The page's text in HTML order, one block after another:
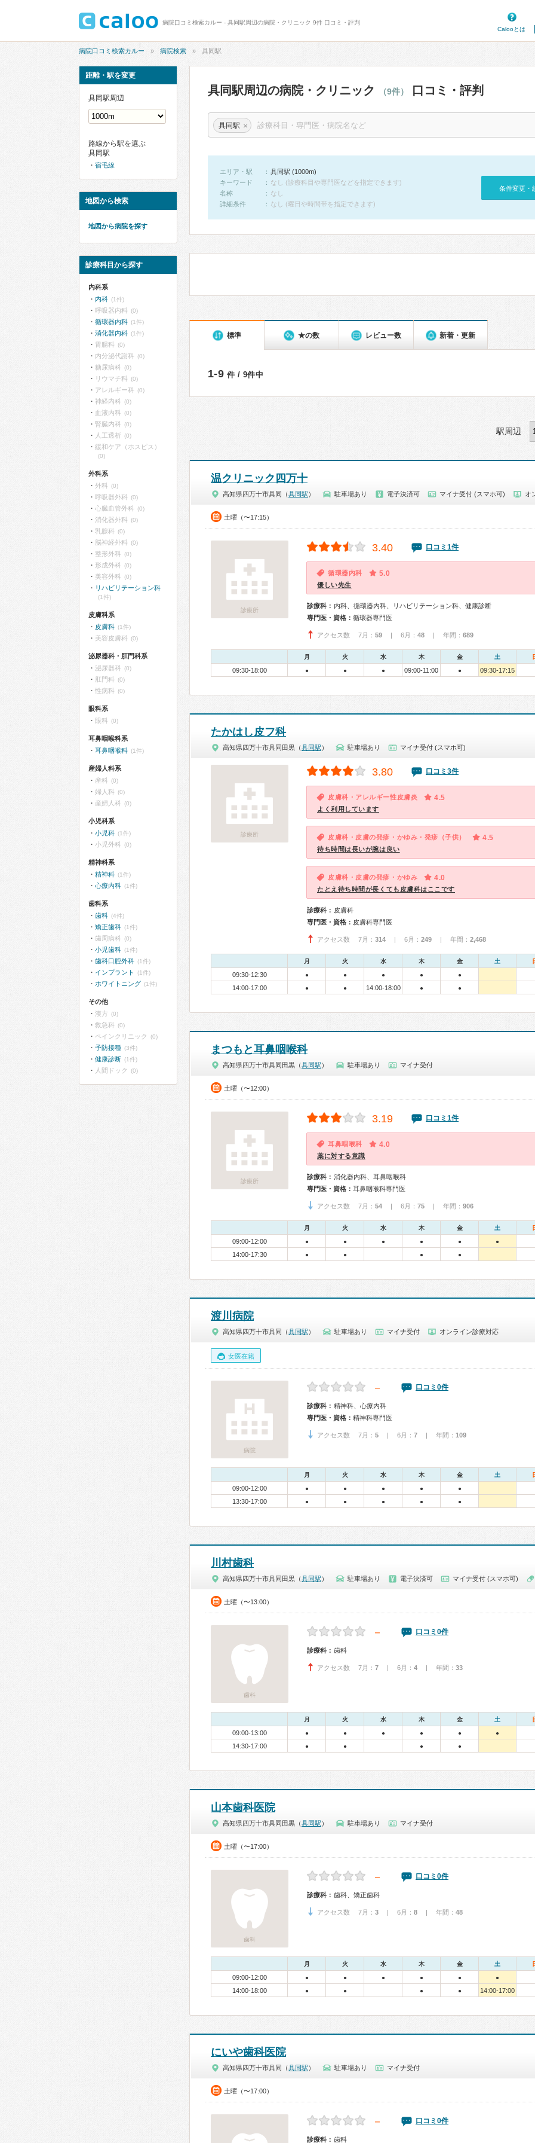
病院口コミ検索カルー - 具同駅周辺の病院・クリニック 9件 口コミ・評判
Calooとは
病院口コミ検索カルー 病院検索 具同駅
具同駅周辺の病院・クリニック （9件） 口コミ・評判
具同駅 ×
エリア・駅
具同駅 (1000m)
キーワード
なし (診療科目や専門医などを指定できます)
名称
なし
詳細条件
なし (曜日や時間帯を指定できます)
条件変更・
標準 ★の数 レビュー数 新着・更新
1-9 件 / 9件中
駅周辺
温クリニック四万十
高知県四万十市具同（具同駅 ） 駐車場あり 電子決済可 マイナ受付 (スマホ可) オ
土曜（〜17:15）
診療所
3.40 口コミ1件
循環器内科 5.0
優しい先生
診療科： 内科、循環器内科、リハビリテーション科、健康診断
専門医・資格： 循環器専門医
アクセス数 7月： 59 | 6月： 48 | 年間： 689
月 火 水 木 金 土
09:30-18:00 ● ● ● 09:00-11:00 ● 09:30-17:15
たかはし皮フ科
高知県四万十市具同田黒（具同駅 ） 駐車場あり マイナ受付 (スマホ可)
診療所
3.80 口コミ3件
皮膚科・アレルギー性皮膚炎 4.5
よく利用しています
皮膚科・皮膚の発疹・かゆみ・発疹（子供） 4.5
待ち時間は長いが腕は良い
皮膚科・皮膚の発疹・かゆみ 4.0
たとえ待ち時間が長くても皮膚科はここです
診療科： 皮膚科
専門医・資格： 皮膚科専門医
アクセス数 7月： 314 | 6月： 249 | 年間： 2,468
月 火 水 木 金 土
09:30-12:30 ● ● ● ● ●
14:00-17:00 ● ● 14:00-18:00 ● ●
まつもと耳鼻咽喉科
高知県四万十市具同田黒（具同駅 ） 駐車場あり マイナ受付
土曜（〜12:00）
診療所
3.19 口コミ1件
耳鼻咽喉科 4.0
薬に対する意識
診療科： 消化器内科、耳鼻咽喉科
専門医・資格： 耳鼻咽喉科専門医
アクセス数 7月： 54 | 6月： 75 | 年間： 906
月 火 水 木 金 土
09:00-12:00 ● ● ● ● ● ●
14:00-17:30 ● ● ● ●
渡川病院
高知県四万十市具同（具同駅 ） 駐車場あり マイナ受付 オンライン診療対応
女医在籍
病院
－ 口コミ0件
診療科： 精神科、心療内科
専門医・資格： 精神科専門医
アクセス数 7月： 5 | 6月： 7 | 年間： 109
月 火 水 木 金 土
09:00-12:00 ● ● ● ● ●
13:30-17:00 ● ● ● ● ●
川村歯科
高知県四万十市具同田黒（具同駅 ） 駐車場あり 電子決済可 マイナ受付 (スマホ可)
土曜（〜13:00）
歯科
－ 口コミ0件
診療科： 歯科
アクセス数 7月： 7 | 6月： 4 | 年間： 33
月 火 水 木 金 土
09:00-13:00 ● ● ● ● ● ●
14:30-17:00 ● ● ● ●
山本歯科医院
高知県四万十市具同田黒（具同駅 ） 駐車場あり マイナ受付
土曜（〜17:00）
歯科
－ 口コミ0件
診療科： 歯科、矯正歯科
アクセス数 7月： 3 | 6月： 8 | 年間： 48
月 火 水 木 金 土
09:00-12:00 ● ● ● ● ● ●
14:00-18:00 ● ● ● ● 14:00-17:00
にいや歯科医院
高知県四万十市具同（具同駅 ） 駐車場あり マイナ受付
土曜（〜17:00）
－ 口コミ0件
診療科： 歯科
距離・駅を変更
具同駅周辺
路線から駅を選ぶ
具同駅
宿毛線
地図から検索
地図から病院を探す
診療科目から探す
内科系
内科 (1件)
呼吸器内科 (0)
循環器内科 (1件)
消化器内科 (1件)
胃腸科 (0)
内分泌代謝科 (0)
糖尿病科 (0)
リウマチ科 (0)
アレルギー科 (0)
神経内科 (0)
血液内科 (0)
腎臓内科 (0)
人工透析 (0)
緩和ケア（ホスピス）
(0)
外科系
外科 (0)
呼吸器外科 (0)
心臓血管外科 (0)
消化器外科 (0)
乳腺科 (0)
脳神経外科 (0)
整形外科 (0)
形成外科 (0)
美容外科 (0)
リハビリテーション科
(1件)
皮膚科系
皮膚科 (1件)
美容皮膚科 (0)
泌尿器科・肛門科系
泌尿器科 (0)
肛門科 (0)
性病科 (0)
眼科系
眼科 (0)
耳鼻咽喉科系
耳鼻咽喉科 (1件)
産婦人科系
産科 (0)
婦人科 (0)
産婦人科 (0)
小児科系
小児科 (1件)
小児外科 (0)
精神科系
精神科 (1件)
心療内科 (1件)
歯科系
歯科 (4件)
矯正歯科 (1件)
歯周病科 (0)
小児歯科 (1件)
歯科口腔外科 (1件)
インプラント (1件)
ホワイトニング (1件)
その他
漢方 (0)
救急科 (0)
ペインクリニック (0)
予防接種 (3件)
健康診断 (1件)
人間ドック (0)